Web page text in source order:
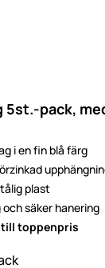
5st.-pack,
i en fin blå färg
plast
säker hanering
toppenpris